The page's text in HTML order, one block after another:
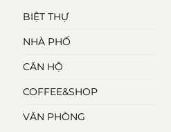
BIỆT THỰ
NHÀ PHỐ
CĂN HỘ
COFFEE&SHOP
VĂN PHÒNG